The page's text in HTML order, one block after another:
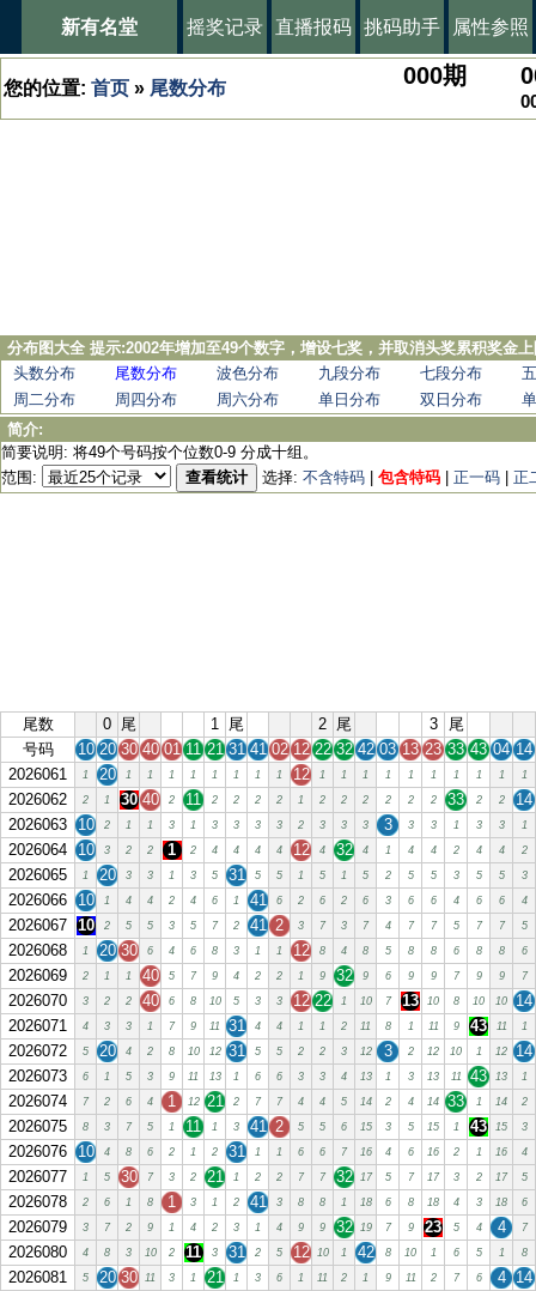
新有名堂 摇奖记录 直播报码 挑码助手 属性参照
您的位置: 首页 » 尾数分布 000期
分布图大全 提示:2002年增加至49个数字，增设七奖，并取消头奖累积奖金
头数分布
尾数分布 波色分布 九段分布 七段分布
周二分布
周四分布 周六分布 单日分布 双日分布
简介:
简要说明: 将49个号码按个位数0-9 分成十组。
范围:
查看统计 选择: 不含特码 包含特码 正一码 正
尾数 0 尾 1 尾 2 尾 3
尾
号码
10 20 30 40 01 11 21 31 41 02 12 22 32 42 03 13 23 33 43 04 14
2026061
1 20 1 1 1 1 1 1 1 1 12 1 1 1 1 1 1 1 1 1 1
2026062 2 1 30 40 2 11 2 2 2 2 1 2 2 2 2 2 2 33 2 2
14
2026063 10 2 1 1 3 1 3 3 3 3 2 3 3 3 3 3 3 1 3 3 1
2026064 10 3 2 2 1 2 4 4 4 4 12 4 32 4 1 4 4 2 4 4 2
2026065 1 20 3 3 1 3 5 31 5 5 1 5 1 5 2 5 5 3 5 5 3
2026066 10 1 4 4 2 4 6 1 41 6 2 6 2 6 3 6 6 4 6 6 4
2026067 10 2 5 5 3 5 7 2 41 2 3 7 3 7 4 7 7 5 7 7 5
2026068 1 20 30 6 4 6 8 3 1 1 12 8 4 8 5 8 8 6 8 8 6
2026069 2 1 1 40 5 7 9 4 2 2 1 9 32 9 6 9 9 7 9 9 7
2026070 3 2 2 40 6 8 10 5 3 3 12 22 1 10 7 13 10 8 10 10
14
2026071
4 3 3 1 7 9 11 31 4 4 1 1 2 11 8 1 11 9 43 11 1
2026072 5 20 4 2 8 10 12 31 5 5 2 2 3 12 3 2 12 10 1 12
14
2026073
6 1 5 3 9 11 13 1 6 6 3 3 4 13 1 3 13 11 43 13 1
2026074 7 2 6 4 1 12 21 2 7 7 4 4 5 14 2 4 14 33 1 14 2
2026075 8 3 7 5 1 11 1 3 41 2 5 5 6 15 3 5 15 1 43 15 3
2026076 10 4 8 6 2 1 2 31 1 1 6 6 7 16 4 6 16 2 1 16 4
2026077 1 5 30 7 3 2 21 1 2 2 7 7 32 17 5 7 17 3 2 17 5
2026078 2 6 1 8 1 3 1 2 41 3 8 8 1 18 6 8 18 4 3 18 6
2026079 3 7 2 9 1 4 2 3 1 4 9 9 32 19 7 9 23 5 4 4 7
2026080 4 8 3 10 2 11 3 31 2 5 12 10 1 42 8 10 1 6 5 1 8
2026081 5 20 30 11 3 1 21 1 3 6 1 11 2 1 9 11 2 7 6 4 14